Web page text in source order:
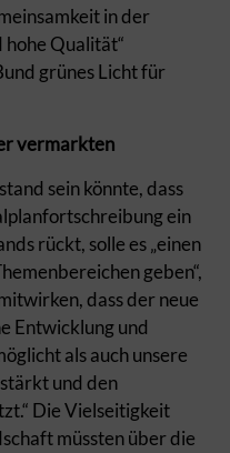
in der
Qualität“
grünes Licht für
vermarkten
sein könnte, dass
ein
rückt, solle es „einen
geben“,
dass der neue
Entwicklung und
als auch unsere
und den
Die Vielseitigkeit
müssten über die